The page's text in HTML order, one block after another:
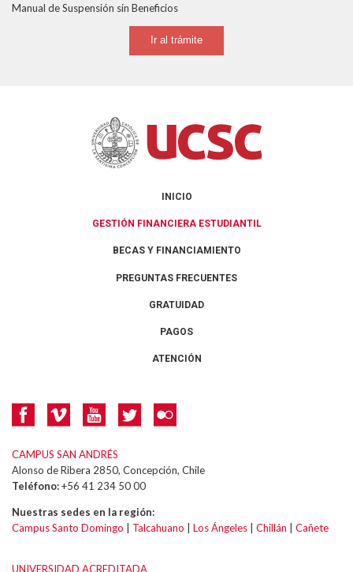
Manual de Suspensión sin Beneficios
Ir al trámite
INICIO
GESTIÓN FINANCIERA ESTUDIANTIL
BECAS Y FINANCIAMIENTO
PREGUNTAS FRECUENTES
GRATUIDAD
PAGOS
ATENCIÓN
CAMPUS SAN ANDRÉS
Alonso de Ribera 2850, Concepción, Chile
Teléfono:+56 41 234 50 00
Nuestras sedes en la región:
Campus Santo Domingo
Talcahuano Los Ángeles Chillán Cañete
UNIVERSIDAD ACREDITADA